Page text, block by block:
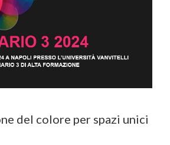
del colore per spazi unici